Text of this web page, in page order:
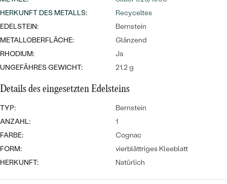
Eheringe
ANSCHAUEN
NACH MATERIAL
GOLD
PLATIN
SILBER
DIAMANTEN
PERLENSCHMUCK
NACH STYL
PERSONALISIERT
SYMBOLISCH
NACH ANLASS
HERKUNFT DES METALLS:
Recyceltes
EDELSTEIN:
Bernstein
METALLOBERFLÄCHE:
Glänzend
RHODIUM:
Ja
UNGEFÄHRES GEWICHT:
21.2 g
Details des eingesetzten Edelsteins
TYP:
Bernstein
ANZAHL:
1
FARBE:
Cognac
FORM:
vierblättriges Kleeblatt
HERKUNFT:
Natürlich